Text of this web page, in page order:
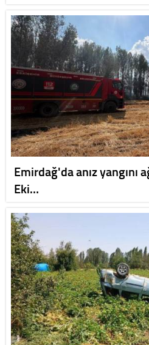
Emirdağ'da anız yangını
Eki…